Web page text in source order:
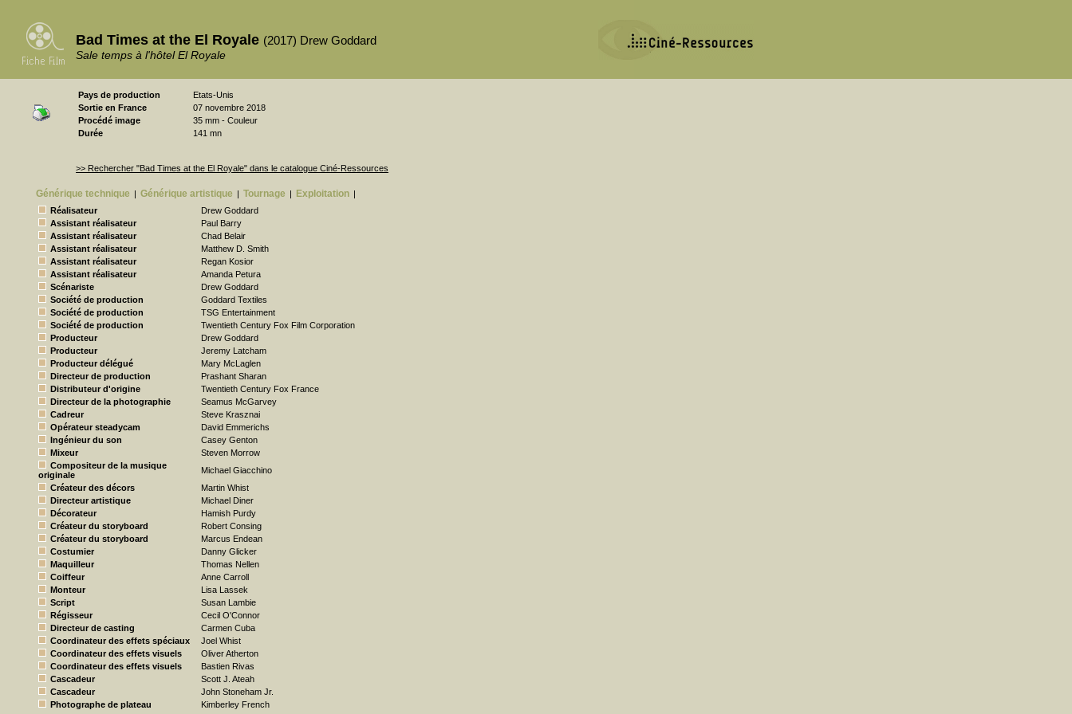
Bad Times at the El Royale (2017) Drew Goddard
Sale temps à l'hôtel El Royale
Pays de production
Etats-Unis
Sortie en France
07 novembre 2018
Procédé image
35 mm - Couleur
Durée
141 mn
>> Rechercher "Bad Times at the El Royale" dans le catalogue Ciné-Ressources
Générique technique | Générique artistique | Tournage | Exploitation |
Réalisateur
Drew Goddard
Assistant réalisateur
Paul Barry
Assistant réalisateur
Chad Belair
Assistant réalisateur
Matthew D. Smith
Assistant réalisateur
Regan Kosior
Assistant réalisateur
Amanda Petura
Scénariste
Drew Goddard
Société de production
Goddard Textiles
Société de production
TSG Entertainment
Société de production
Twentieth Century Fox Film Corporation
Producteur
Drew Goddard
Producteur
Jeremy Latcham
Producteur délégué
Mary McLaglen
Directeur de production
Prashant Sharan
Distributeur d'origine
Twentieth Century Fox France
Directeur de la photographie
Seamus McGarvey
Cadreur
Steve Krasznai
Opérateur steadycam
David Emmerichs
Ingénieur du son
Casey Genton
Mixeur
Steven Morrow
Compositeur de la musique
originale
Michael Giacchino
Créateur des décors
Martin Whist
Directeur artistique
Michael Diner
Décorateur
Hamish Purdy
Créateur du storyboard
Robert Consing
Créateur du storyboard
Marcus Endean
Costumier
Danny Glicker
Maquilleur
Thomas Nellen
Coiffeur
Anne Carroll
Monteur
Lisa Lassek
Script
Susan Lambie
Régisseur
Cecil O'Connor
Directeur de casting
Carmen Cuba
Coordinateur des effets spéciaux
Joel Whist
Coordinateur des effets visuels
Oliver Atherton
Coordinateur des effets visuels
Bastien Rivas
Cascadeur
Scott J. Ateah
Cascadeur
John Stoneham Jr.
Photographe de plateau
Kimberley French